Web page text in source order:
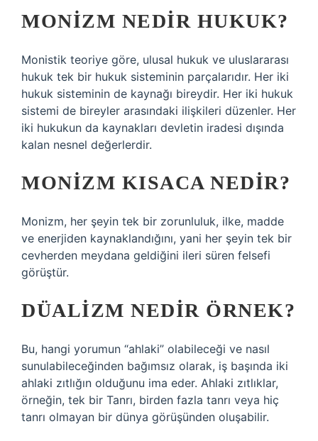
MONIZM NEDIR HUKUK?
Monistik teoriye göre, ulusal hukuk ve uluslararası
hukuk tek bir hukuk sisteminin parçalarıdır. Her iki
hukuk sisteminin de kaynağı bireydir. Her iki hukuk
sistemi de bireyler arasındaki ilişkileri düzenler. Her
iki hukukun da kaynakları devletin iradesi dışında
kalan nesnel değerlerdir.
MONIZM KISACA NEDIR?
Monizm, her şeyin tek bir zorunluluk, ilke, madde
ve enerjiden kaynaklandığını, yani her şeyin tek bir
cevherden meydana geldiğini ileri süren felsefi
görüştür.
DÜALIZM NEDIR ÖRNEK?
Bu, hangi yorumun “ahlaki” olabileceği ve nasıl
sunulabileceğinden bağımsız olarak, iş başında iki
ahlaki zıtlığın olduğunu ima eder. Ahlaki zıtlıklar,
örneğin, tek bir Tanrı, birden fazla tanrı veya hiç
tanrı olmayan bir dünya görüşünden oluşabilir.